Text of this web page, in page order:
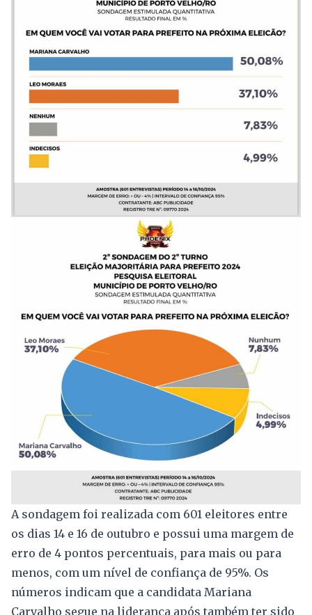
A sondagem foi realizada com 601 eleitores entre
os dias 14 e 16 de outubro e possui uma margem de
erro de 4 pontos percentuais, para mais ou para
menos, com um nível de confiança de 95%. Os
números indicam que a candidata Mariana
Carvalho segue na liderança após também ter sido